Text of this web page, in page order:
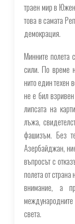
траен мир в
това в самата
демокрация.
Минните полета
сили. По време
нито един техен
не е бил
липсата на
лъжа,
фашизъм. Без
Азербайджан,
въпросът с
полета от
внимание, а
света.